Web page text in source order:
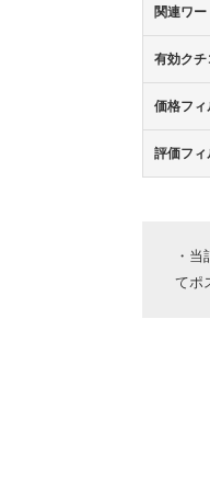
関連ワー
有効クチ
価格フィ
評価フィ
・
てポ